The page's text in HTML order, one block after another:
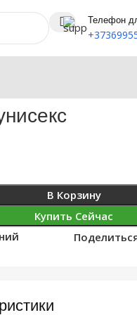
Телефон
В Корзину
Купить Сейчас